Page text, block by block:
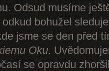
Odsud musíme
odkud bohužel
jsme se den před
Oku.
se opravdu